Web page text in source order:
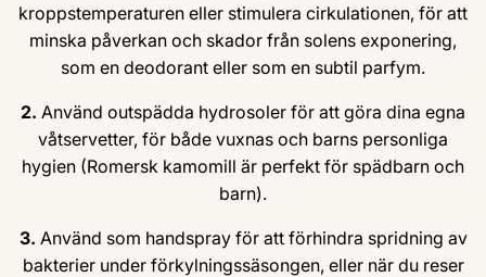
kroppstemperaturen eller stimulera cirkulationen, för att
minska påverkan och skador från solens exponering,
som en deodorant eller som en subtil parfym.
2. Använd outspädda hydrosoler för att göra dina egna
våtservetter, för både vuxnas och barns personliga
hygien (Romersk kamomill är perfekt för spädbarn och
barn).
3. Använd som handspray för att förhindra spridning av
bakterier under förkylningssäsongen, eller när du reser